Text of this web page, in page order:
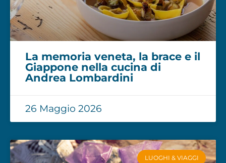
La memoria veneta, la brace e il
Giappone nella cucina di
Andrea Lombardini
26 Maggio 2026
LUOGHI & VIAGGI